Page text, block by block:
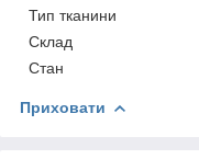
Тип тканини
Склад
Стан
Приховати